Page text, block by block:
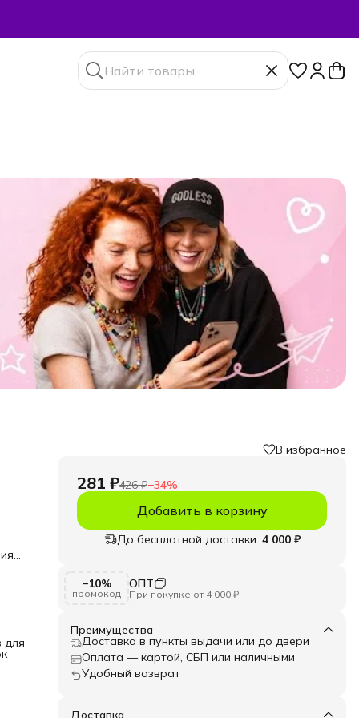
для
В избранное
281 ₽426 ₽−34%
Добавить в корзину
До бесплатной доставки: 4 000 ₽
−10%
промокод
ОПТ
При покупке от 4 000 ₽
Преимущества
Доставка в пункты выдачи или до двери
Оплата — картой, СБП или наличными
Удобный возврат
Доставка